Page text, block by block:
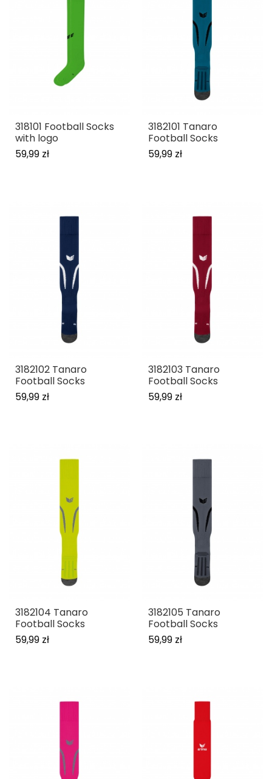
318101 Football Socks
with logo
59,99 zł
3182101 Tanaro
Football Socks
59,99 zł
3182102 Tanaro
Football Socks
59,99 zł
3182103 Tanaro
Football Socks
59,99 zł
3182104 Tanaro
Football Socks
59,99 zł
3182105 Tanaro
Football Socks
59,99 zł